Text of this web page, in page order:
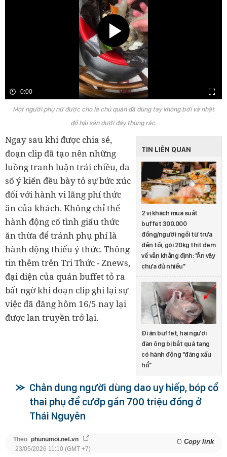
0:00
Một người phụ nữ được cho là chủ quán đã dùng tay không bới và nhặt
đồ hải sản dưới đáy thùng rác.
TIN LIÊN QUAN
2 vị khách mua suất
buffet 300.000
đồng/người ngồi từ trưa
đến tối, gói 20kg thịt đem
về vẫn khẳng định: "Ăn vậy
chưa đủ nhiều"
Đi ăn buffet, hai người
đàn ông bị bắt quả tang
có hành động "đáng xấu
hổ"
Ngay sau khi được chia sẻ,
đoạn clip đã tạo nên những
luồng tranh luận trái chiều, đa
số ý kiến đều bày tỏ sự bức xúc
đối với hành vi lãng phí thức
ăn của khách. Không chỉ thế
hành động cố tình giấu thức
ăn thừa để tránh phụ phí là
hành động thiếu ý thức. Thông
tin thêm trên Tri Thức - Znews,
đại diện của quán buffet tỏ ra
bất ngờ khi đoạn clip ghi lại sự
việc đã đăng hôm 16/5 nay lại
được lan truyền trở lại.
Chân dung người dùng dao uy hiếp, bóp cổ
thai phụ để cướp gần 700 triệu đồng ở
Thái Nguyên
Theo phunumoi.net.vn Copy link
23/05/2026 11:10 (GMT +7)